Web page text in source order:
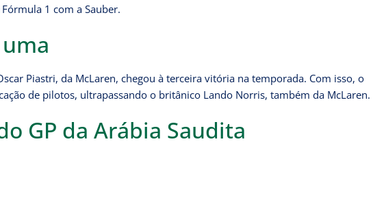
1 com a Sauber.
Piastri, da McLaren, chegou à terceira vitória na temporada. Com isso, o
de pilotos, ultrapassando o britânico Lando Norris, também da McLaren.
GP da Arábia Saudita